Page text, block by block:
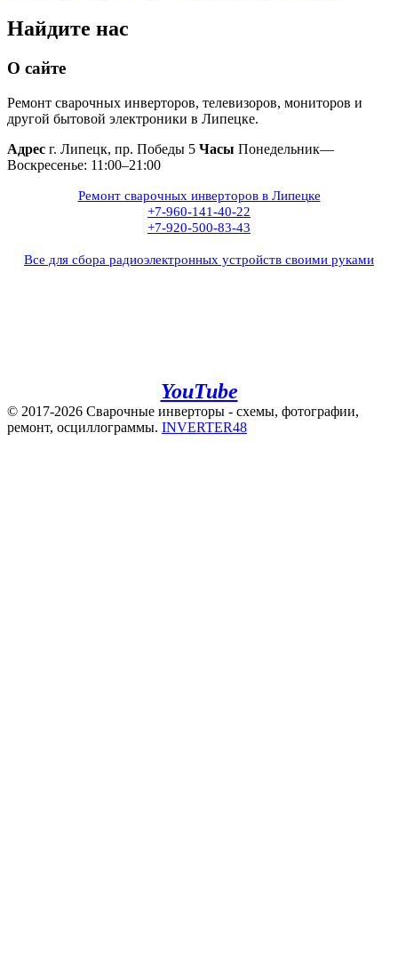
Найдите нас
О сайте
Ремонт сварочных инверторов, телевизоров, мониторов и
другой бытовой электроники в Липецке.
Адрес г. Липецк, пр. Победы 5 Часы Понедельник—
Воскресенье: 11:00–21:00
Ремонт сварочных инверторов в Липецке
+7-960-141-40-22
+7-920-500-83-43
Все для сбора радиоэлектронных устройств своими руками
YouTube
© 2017-2026 Сварочные инверторы - схемы, фотографии,
ремонт, осциллограммы. INVERTER48